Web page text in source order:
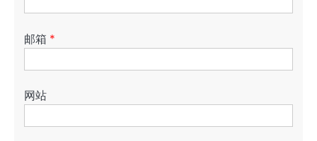
邮箱 *
网站